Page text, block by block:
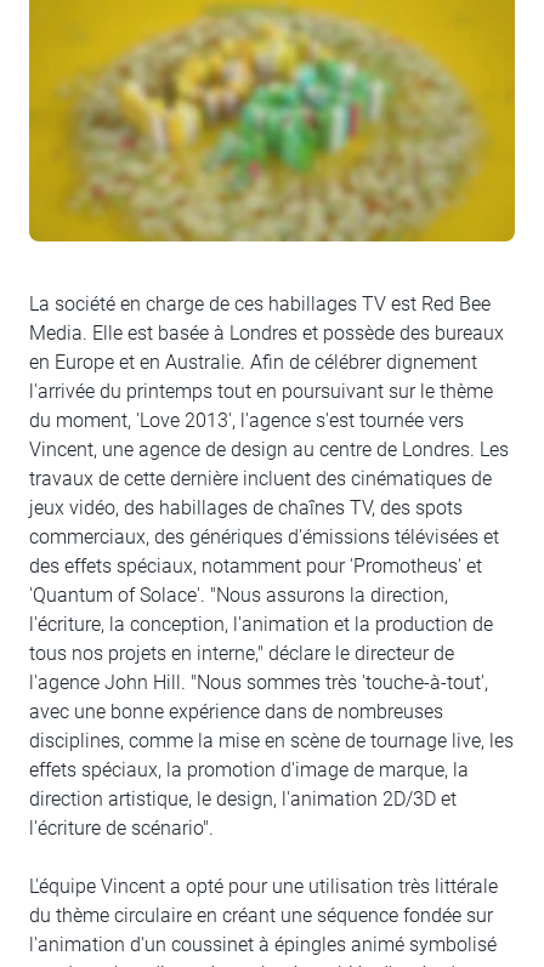
La société en charge de ces habillages TV est Red Bee
Media. Elle est basée à Londres et possède des bureaux
en Europe et en Australie. Afin de célébrer dignement
l'arrivée du printemps tout en poursuivant sur le thème
du moment, 'Love 2013', l'agence s'est tournée vers
Vincent, une agence de design au centre de Londres. Les
travaux de cette dernière incluent des cinématiques de
jeux vidéo, des habillages de chaînes TV, des spots
commerciaux, des génériques d'émissions télévisées et
des effets spéciaux, notamment pour 'Promotheus' et
'Quantum of Solace'. "Nous assurons la direction,
l'écriture, la conception, l'animation et la production de
tous nos projets en interne," déclare le directeur de
l'agence John Hill. "Nous sommes très 'touche-à-tout',
avec une bonne expérience dans de nombreuses
disciplines, comme la mise en scène de tournage live, les
effets spéciaux, la promotion d'image de marque, la
direction artistique, le design, l'animation 2D/3D et
l'écriture de scénario".
L'équipe Vincent a opté pour une utilisation très littérale
du thème circulaire en créant une séquence fondée sur
l'animation d'un coussinet à épingles animé symbolisé